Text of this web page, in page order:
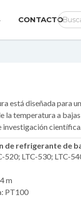
CONTACTO
está diseñada para
temperatura a
investigación
de refrigerante de
520; LTC-530; LTC-
m
PT100